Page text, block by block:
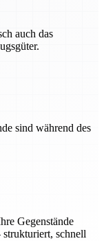
auch das
sind während des
Gegenstände
schnell